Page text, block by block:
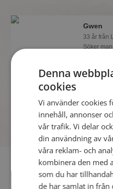
Gwen
33 år från
Söker
en
foton
Fler singlar
Denna
cookies
Vi använder cookies
innehåll, annonser
vår trafik. Vi delar
din användning av
våra reklam- och
kombinera den med
som du har
de har samlat in från